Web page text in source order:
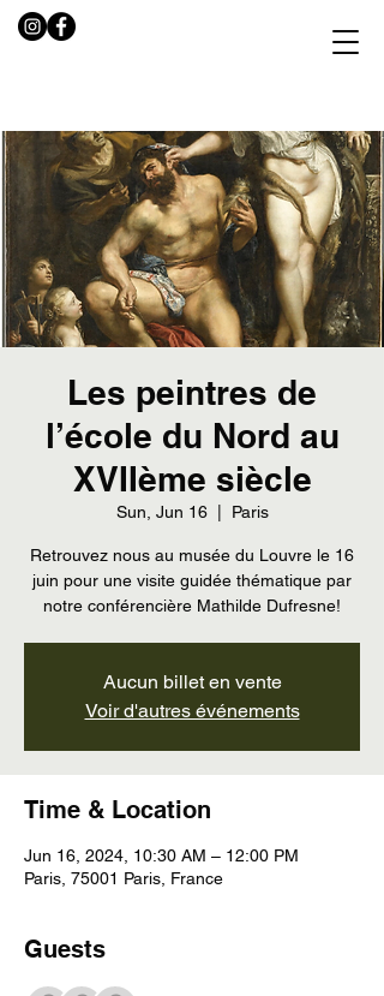
Les peintres de
l’école du Nord au
XVIIème siècle
Sun, Jun 16
  |
Paris
Retrouvez nous au musée du Louvre le 16
juin pour une visite guidée thématique par
notre conférencière Mathilde Dufresne!
Aucun billet en vente
Voir d'autres événements
Time & Location
Jun 16, 2024, 10:30 AM – 12:00 PM
Paris, 75001 Paris, France
Guests